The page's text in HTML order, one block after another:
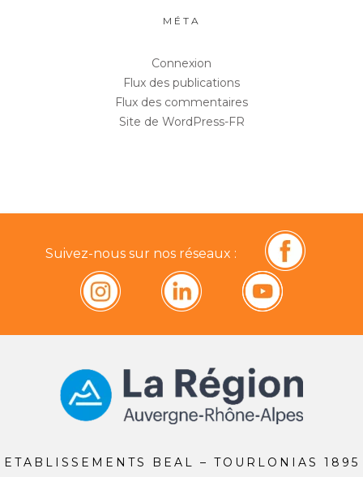
MÉTA
Connexion
Flux des publications
Flux des commentaires
Site de WordPress-FR
Suivez-nous sur nos réseaux :
ETABLISSEMENTS BEAL – TOURLONIAS 1895